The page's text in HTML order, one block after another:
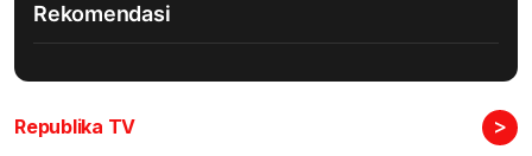
Rekomendasi
Republika TV >